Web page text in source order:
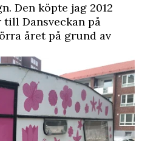
Den köpte jag 2012
till Dansveckan på
året på grund av